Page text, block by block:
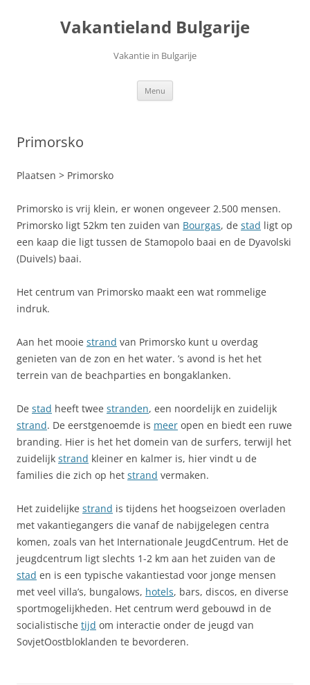
Vakantieland Bulgarije
Vakantie in Bulgarije
Menu
Primorsko
Plaatsen > Primorsko
Primorsko is vrij klein, er wonen ongeveer 2.500 mensen.
Primorsko ligt 52km ten zuiden van Bourgas, de stad ligt op
een kaap die ligt tussen de Stamopolo baai en de Dyavolski
(Duivels) baai.
Het centrum van Primorsko maakt een wat rommelige
indruk.
Aan het mooie strand van Primorsko kunt u overdag
genieten van de zon en het water. ’s avond is het het
terrein van de beachparties en bongaklanken.
De stad heeft twee stranden, een noordelijk en zuidelijk
strand. De eerstgenoemde is meer open en biedt een ruwe
branding. Hier is het het domein van de surfers, terwijl het
zuidelijk strand kleiner en kalmer is, hier vindt u de
families die zich op het strand vermaken.
Het zuidelijke strand is tijdens het hoogseizoen overladen
met vakantiegangers die vanaf de nabijgelegen centra
komen, zoals van het Internationale JeugdCentrum. Het de
jeugdcentrum ligt slechts 1-2 km aan het zuiden van de
stad en is een typische vakantiestad voor jonge mensen
met veel villa’s, bungalows, hotels, bars, discos, en diverse
sportmogelijkheden. Het centrum werd gebouwd in de
socialistische tijd om interactie onder de jeugd van
SovjetOostbloklanden te bevorderen.